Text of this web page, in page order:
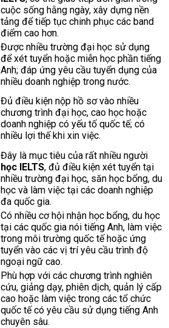
cuộc sống hằng ngày, xây dựng nền
tảng để tiếp tục chinh phục các band
điểm cao hơn.
Được nhiều trường đại học sử dụng
để xét tuyển hoặc miễn học phần tiếng
Anh; đáp ứng yêu cầu tuyển dụng của
nhiều doanh nghiệp trong nước.
Đủ điều kiện nộp hồ sơ vào nhiều
chương trình đại học, cao học hoặc
doanh nghiệp có yếu tố quốc tế; có
nhiều lợi thế khi xin việc.
Đây là mục tiêu của rất nhiều người
học IELTS, đủ điều kiện xét tuyển tại
nhiều trường đại học, săn học bổng, du
học và làm việc tại các doanh nghiệp
đa quốc gia.
Có nhiều cơ hội nhận học bổng, du học
tại các quốc gia nói tiếng Anh, làm việc
trong môi trường quốc tế hoặc ứng
tuyển vào các vị trí yêu cầu trình độ
ngoại ngữ cao.
Phù hợp với các chương trình nghiên
cứu, giảng dạy, phiên dịch, quản lý cấp
cao hoặc làm việc trong các tổ chức
quốc tế có yêu cầu sử dụng tiếng Anh
chuyên sâu.